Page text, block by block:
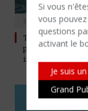
Si vous
vous
questions
activant le
Je suis
Grand
30 DÉCEMBRE 2025
Technologie au
pourquoi 50 %
investissements